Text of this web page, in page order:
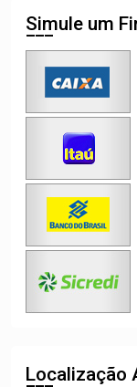
Simule um
Localização